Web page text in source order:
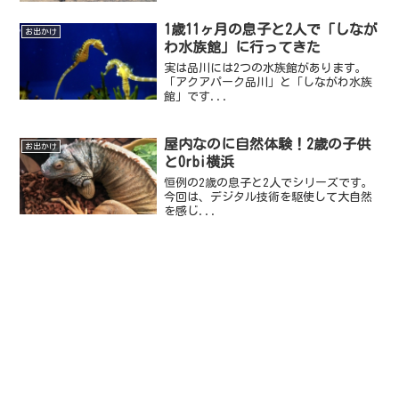
お出かけ
1歳11ヶ月の息子と2人で「しなが
わ水族館」に行ってきた
実は品川には2つの水族館があります。
「アクアパーク品川」と「しながわ水族
館」です...
お出かけ
屋内なのに自然体験！2歳の子供
とOrbi横浜
恒例の2歳の息子と2人でシリーズです。
今回は、デジタル技術を駆使して大自然
を感じ...